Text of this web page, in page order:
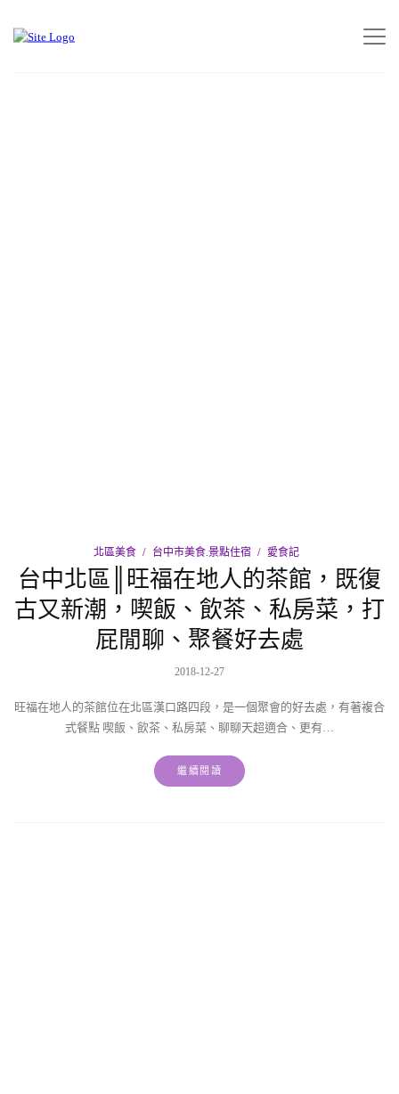
北區美食 台中市美食.景點住宿 愛食記
台中北區║旺福在地人的茶館，既復
古又新潮，喫飯、飲茶、私房菜，打
屁閒聊、聚餐好去處
2018-12-27
旺福在地人的茶館位在北區漢口路四段，是一個聚會的好去處，有著複合
式餐點 喫飯、飲茶、私房菜、聊聊天超適合、更有…
繼續閱讀